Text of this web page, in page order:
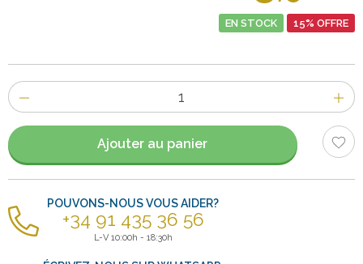
EN STOCK 15% OFFRE
Nombre
d'items
Ajouter au panier
POUVONS-NOUS VOUS AIDER?
+34 91 435 36 56
L-V 10:00h - 18:30h